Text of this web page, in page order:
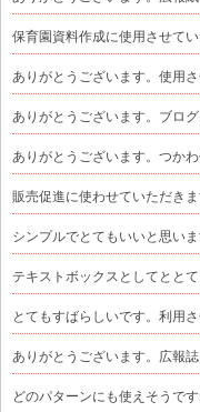
保育園資料作成に使用させて
ありがとうございます。使用さ
ありがとうございます。ブロ
ありがとうございます。つかわ
販売促進に使わせていただきま
シンプルでとてもいいと思い
テキストボックスとしてとと
とてもすばらしいです。利用さ
ありがとうございます。広報
どのパターンにも使えそうで